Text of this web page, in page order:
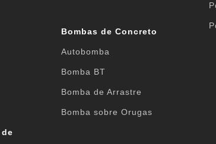
Bombas de Concreto
Autobomba
Bomba BT
Bomba de Arrastre
Bomba sobre Orugas